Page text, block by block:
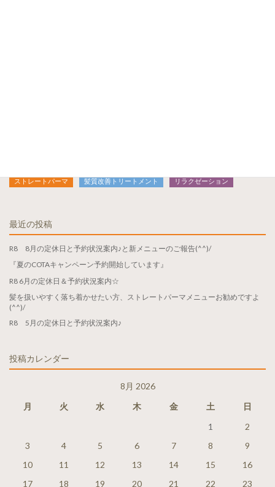
ストレートパーマ 髪質改善トリートメント リラクゼーション
最近の投稿
R8 8月の定休日と予約状況案内♪と新メニューのご報告(^^)/
『夏のCOTAキャンペーン予約開始しています』
R8 6月の定休日＆予約状況案内☆
髪を扱いやすく落ち着かせたい方、ストレートパーマメニューお勧めですよ
(^^)/
R8 5月の定休日と予約状況案内♪
投稿カレンダー
8月 2026
月
火 水 木 金 土
日
1
2
3
4 5 6 7 8
9
10
11 12 13 14 15
16
17
18 19 20 21 22
23